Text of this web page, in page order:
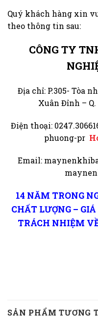
Quý khách hàng xin
theo thông tin sau:
CÔNG TY
Địa chỉ: P.305- Tòa
Xuân Đỉnh –
Điện thoại:
phuong-pr
Email:
14 NĂM TRONG
CHẤT LƯỢNG –
TRÁCH NHIỆM
SẢN PHẨM TƯƠNG